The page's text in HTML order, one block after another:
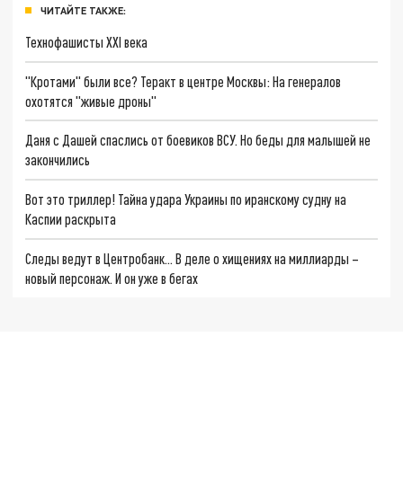
ЧИТАЙТЕ ТАКЖЕ:
Технофашисты XXI века
"Кротами" были все? Теракт в центре Москвы: На генералов
охотятся "живые дроны"
Даня с Дашей спаслись от боевиков ВСУ. Но беды для малышей не
закончились
Вот это триллер! Тайна удара Украины по иранскому судну на
Каспии раскрыта
Следы ведут в Центробанк… В деле о хищениях на миллиарды –
новый персонаж. И он уже в бегах